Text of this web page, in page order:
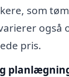
som
også
pris.